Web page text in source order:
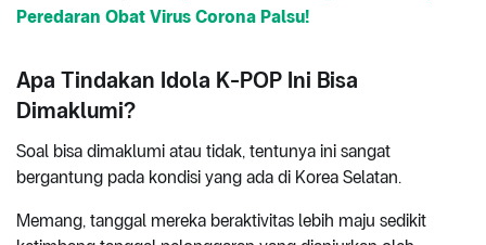
Peredaran Obat Virus Corona Palsu!
Apa Tindakan Idola K-POP Ini Bisa
Dimaklumi?
Soal bisa dimaklumi atau tidak, tentunya ini sangat
bergantung pada kondisi yang ada di Korea Selatan.
Memang, tanggal mereka beraktivitas lebih maju sedikit